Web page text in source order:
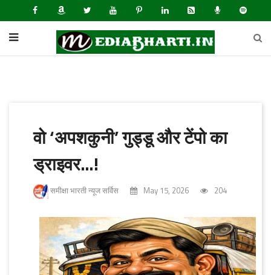
वो ‘अपशकुनी’ गुड्डू और टेंपो का
ड्राइवर…!
समीक्षा भारती न्यूज सर्विस May 15, 2026 204